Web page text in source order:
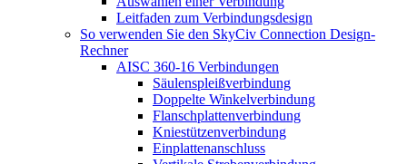
Leitfaden zum Verbindungsdesign
So verwenden Sie den SkyCiv Connection Design-
Rechner
AISC 360-16 Verbindungen
Säulenspleißverbindung
Doppelte Winkelverbindung
Flanschplattenverbindung
Kniestützenverbindung
Einplattenanschluss